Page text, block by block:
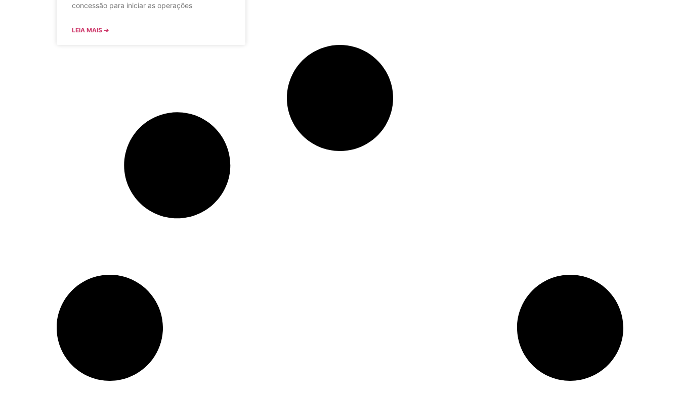
concessão para iniciar as operações
LEIA MAIS ➔